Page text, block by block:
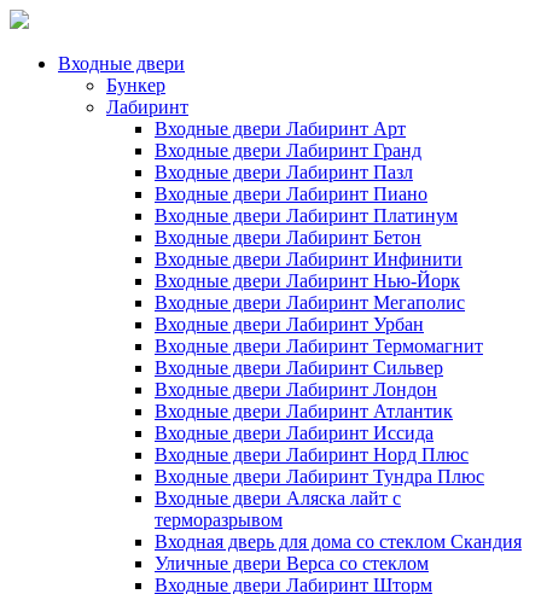
Входные двери
Бункер
Лабиринт
Входные двери Лабиринт Арт
Входные двери Лабиринт Гранд
Входные двери Лабиринт Пазл
Входные двери Лабиринт Пиано
Входные двери Лабиринт Платинум
Входные двери Лабиринт Бетон
Входные двери Лабиринт Инфинити
Входные двери Лабиринт Нью-Йорк
Входные двери Лабиринт Мегаполис
Входные двери Лабиринт Урбан
Входные двери Лабиринт Термомагнит
Входные двери Лабиринт Сильвер
Входные двери Лабиринт Лондон
Входные двери Лабиринт Атлантик
Входные двери Лабиринт Иссида
Входные двери Лабиринт Норд Плюс
Входные двери Лабиринт Тундра Плюс
Входные двери Аляска лайт с
терморазрывом
Входная дверь для дома со стеклом Скандия
Уличные двери Верса со стеклом
Входные двери Лабиринт Шторм